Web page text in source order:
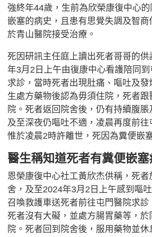
強終年44歲，生前為欣榮康復中心
嵌塞的病史，且患有思覺失調及智商
於青山醫院接受治療。
死因研訊主任庭上讀出死者哥哥的
年3月2日上午由復康中心看護陪同
求診，當時死者出現肚痛、嘔吐及
生處方藥物後認為毋須住院，死者
院。死者返回院舍後，仍有持續腹脹
及至深夜仍嘔吐不適，凌晨再度前往
惟於凌晨2時許離世，死因為糞便嵌
醫生稱知道死者有糞便嵌塞
恩榮康復中心社工黃欣杰供稱，死
舍，及至2024年3月2日上午感到嘔
召喚救護車送死者前往屯門醫院求
死者沒有大礙，並處方腸胃藥等，於
院。死者回到院舍後，服用藥物並